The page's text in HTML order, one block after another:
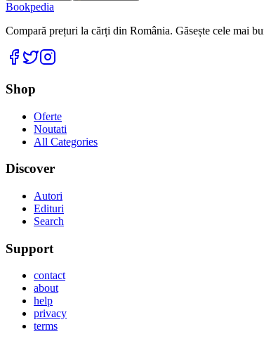
Bookpedia
Compară prețuri la cărți din România. Găsește cele mai
Facebook
Twitter
Shop
Oferte
Noutati
All Categories
Discover
Autori
Edituri
Search
Support
contact
about
help
privacy
terms